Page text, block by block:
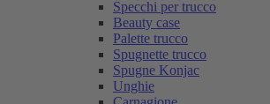
Specchi per trucco
Beauty case
Palette trucco
Spugnette trucco
Spugne Konjac
Unghie